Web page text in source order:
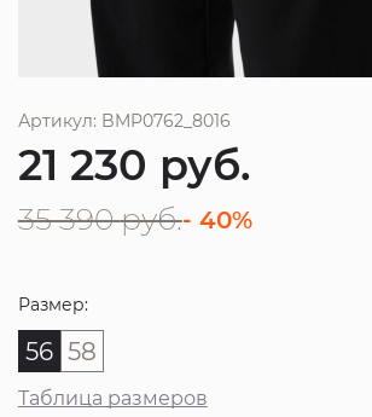
Артикул: BMP0762_8016
21 230 руб.
35 390 руб.- 40%
Размер:
56 58
Таблица размеров